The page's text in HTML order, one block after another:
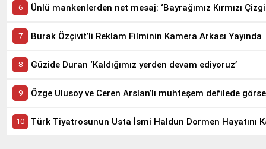
Ünlü mankenlerden net mesaj: ‘Bayrağımız Kırmızı
Burak Özçivit’li Reklam Filminin Kamera Arkası Yayında
Güzide Duran ‘Kaldığımız yerden devam ediyoruz’
Özge Ulusoy ve Ceren Arslan’lı muhteşem defilede
Türk Tiyatrosunun Usta İsmi Haldun Dormen Hayatını